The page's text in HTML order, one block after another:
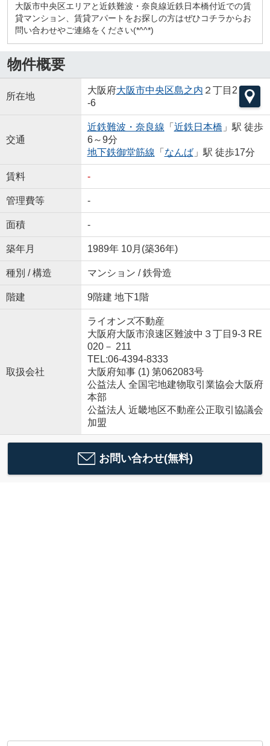
大阪市中央区エリアと近鉄難波・奈良線近鉄日本橋付近での賃
貸マンション、賃貸アパートをお探しの方はぜひコチラからお
問い合わせやご連絡をください(*^^*)
物件概要
所在地
大阪府大阪市中央区島之内 ２丁目2
-6
交通
近鉄難波・奈良線 「 近鉄日本橋 」駅 徒歩
6～9分
地下鉄御堂筋線 「 なんば」駅 徒歩17分
賃料 -
管理費等 -
面積 -
築年月 1989年 10月(築36年)
種別 / 構造 マンション / 鉄骨造
階建 9階建 地下1階
取扱会社
ライオンズ不動産
大阪府大阪市浪速区難波中３丁目9-3 RE
020－ 211
TEL:06-4394-8333
大阪府知事 (1) 第062083号
公益法人 全国宅地建物取引業協会大阪府
本部
公益法人 近畿地区不動産公正取引協議会
加盟
お問い合わせ(無料)